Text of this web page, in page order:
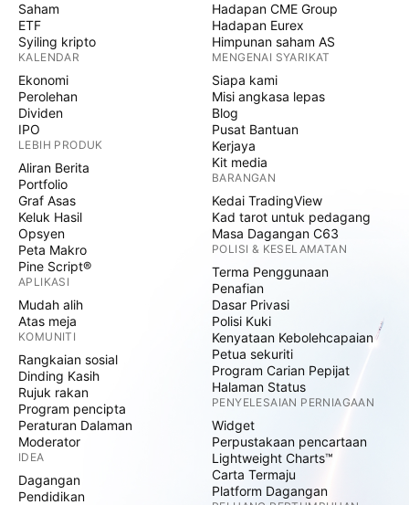
Saham
ETF
Syiling kripto
KALENDAR
Ekonomi
Perolehan
Dividen
IPO
LEBIH PRODUK
Aliran Berita
Portfolio
Graf Asas
Keluk Hasil
Opsyen
Peta Makro
Pine Script®
APLIKASI
Mudah alih
Atas meja
KOMUNITI
Rangkaian sosial
Dinding Kasih
Rujuk rakan
Program pencipta
Peraturan Dalaman
Moderator
IDEA
Dagangan
Pendidikan
Hadapan CME Group
Hadapan Eurex
Himpunan saham AS
MENGENAI SYARIKAT
Siapa kami
Misi angkasa lepas
Blog
Pusat Bantuan
Kerjaya
Kit media
BARANGAN
Kedai TradingView
Kad tarot untuk pedagang
Masa Dagangan C63
POLISI & KESELAMATAN
Terma Penggunaan
Penafian
Dasar Privasi
Polisi Kuki
Kenyataan Kebolehcapaian
Petua sekuriti
Program Carian Pepijat
Halaman Status
PENYELESAIAN PERNIAGAAN
Widget
Perpustakaan pencartaan
Lightweight Charts™
Carta Termaju
Platform Dagangan